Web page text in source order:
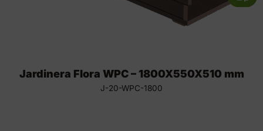
Jardinera Flora WPC – 1800X550X510 mm
J-20-WPC-1800